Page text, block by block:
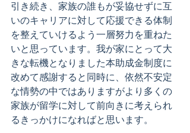
引き続き、家族の誰もが妥協せずに互
いのキャリアに対して応援できる体制
を整えていけるよう一層努力を重ねた
いと思っています。我が家にとって大
きな転機となりました本助成金制度に
改めて感謝すると同時に、依然不安定
な情勢の中ではありますがより多くの
家族が留学に対して前向きに考えられ
るきっかけになればと思います。